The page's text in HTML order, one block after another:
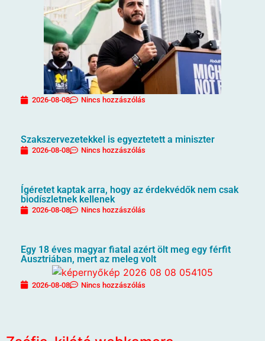
2026-08-08 Nincs hozzászólás
Szakszervezetekkel is egyeztetett a miniszter
2026-08-08 Nincs hozzászólás
Ígéretet kaptak arra, hogy az érdekvédők nem csak
biodíszletnek kellenek
2026-08-08 Nincs hozzászólás
Egy 18 éves magyar fiatal azért ölt meg egy férfit
Ausztriában, mert az meleg volt
2026-08-08 Nincs hozzászólás